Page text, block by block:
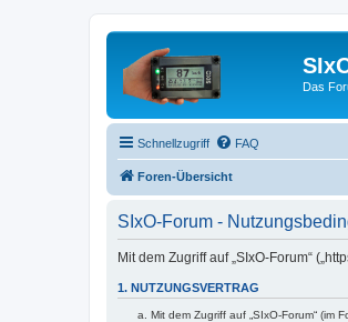
Das
Schnellzugriff FAQ
Foren-Übersicht
SIxO-Forum -
Mit dem Zugriff auf „SIxO-Forum“
1. NUTZUNGSVERTRAG
Mit dem Zugriff auf „SIxO-Forum“ (im